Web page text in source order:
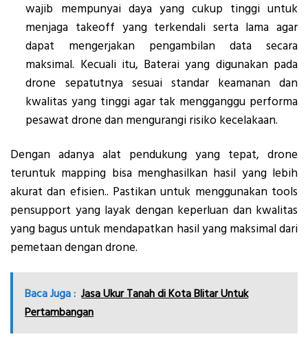
wajib mempunyai daya yang cukup tinggi untuk
menjaga takeoff yang terkendali serta lama agar
dapat mengerjakan pengambilan data secara
maksimal. Kecuali itu, Baterai yang digunakan pada
drone sepatutnya sesuai standar keamanan dan
kwalitas yang tinggi agar tak mengganggu performa
pesawat drone dan mengurangi risiko kecelakaan.
Dengan adanya alat pendukung yang tepat, drone
teruntuk mapping bisa menghasilkan hasil yang lebih
akurat dan efisien.. Pastikan untuk menggunakan tools
pensupport yang layak dengan keperluan dan kwalitas
yang bagus untuk mendapatkan hasil yang maksimal dari
pemetaan dengan drone.
Baca Juga : Jasa Ukur Tanah di Kota Blitar Untuk
Pertambangan